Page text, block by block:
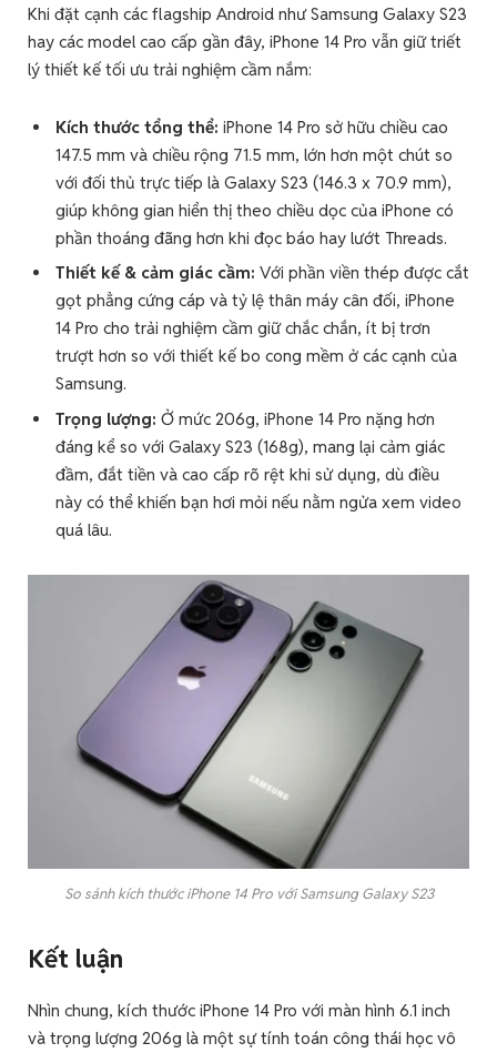
Khi đặt cạnh các flagship Android như Samsung Galaxy S23
hay các model cao cấp gần đây, iPhone 14 Pro vẫn giữ triết
lý thiết kế tối ưu trải nghiệm cầm nắm:
Kích thước tổng thể: iPhone 14 Pro sở hữu chiều cao
147.5 mm và chiều rộng 71.5 mm, lớn hơn một chút so
với đối thủ trực tiếp là Galaxy S23 (146.3 x 70.9 mm),
giúp không gian hiển thị theo chiều dọc của iPhone có
phần thoáng đãng hơn khi đọc báo hay lướt Threads.
Thiết kế & cảm giác cầm: Với phần viền thép được cắt
gọt phẳng cứng cáp và tỷ lệ thân máy cân đối, iPhone
14 Pro cho trải nghiệm cầm giữ chắc chắn, ít bị trơn
trượt hơn so với thiết kế bo cong mềm ở các cạnh của
Samsung.
Trọng lượng: Ở mức 206g, iPhone 14 Pro nặng hơn
đáng kể so với Galaxy S23 (168g), mang lại cảm giác
đầm, đắt tiền và cao cấp rõ rệt khi sử dụng, dù điều
này có thể khiến bạn hơi mỏi nếu nằm ngửa xem video
quá lâu.
So sánh kích thước iPhone 14 Pro với Samsung Galaxy S23
Kết luận
Nhìn chung, kích thước iPhone 14 Pro với màn hình 6.1 inch
và trọng lượng 206g là một sự tính toán công thái học vô